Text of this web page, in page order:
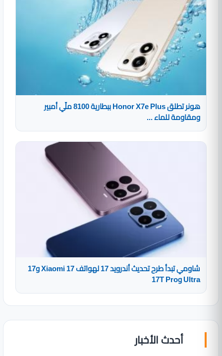
هونر تطلق Honor X7e Plus ببطارية 8100 ملّي أمبير
ومقاومة للماء ...
شاومي تبدأ طرح تحديث أندرويد 17 لهواتف Xiaomi 17 و17
Ultra و17T Pro
أحدث الأخبار